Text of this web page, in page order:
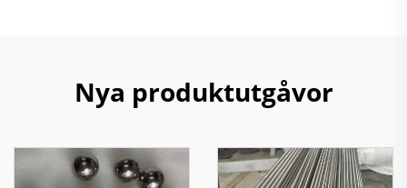
Nya produktutgåvor